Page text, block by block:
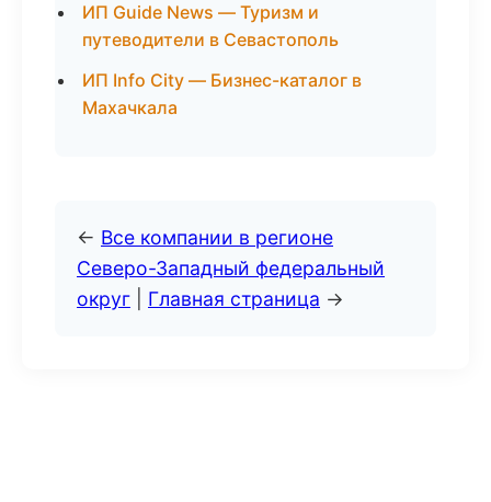
ИП Guide News — Туризм и
путеводители в Севастополь
ИП Info City — Бизнес-каталог в
Махачкала
← Все компании в регионе
Северо-Западный федеральный
округ
Главная страница →